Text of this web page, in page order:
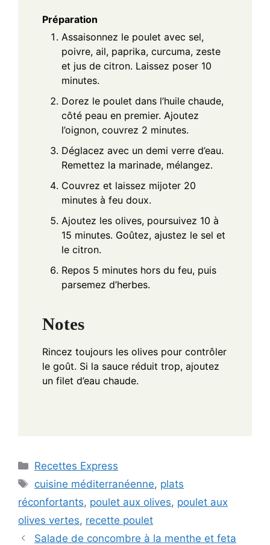
Préparation
Assaisonnez le poulet avec sel,
poivre, ail, paprika, curcuma, zeste
et jus de citron. Laissez poser 10
minutes.
Dorez le poulet dans l’huile chaude,
côté peau en premier. Ajoutez
l’oignon, couvrez 2 minutes.
Déglacez avec un demi verre d’eau.
Remettez la marinade, mélangez.
Couvrez et laissez mijoter 20
minutes à feu doux.
Ajoutez les olives, poursuivez 10 à
15 minutes. Goûtez, ajustez le sel et
le citron.
Repos 5 minutes hors du feu, puis
parsemez d’herbes.
Notes
Rincez toujours les olives pour contrôler
le goût. Si la sauce réduit trop, ajoutez
un filet d’eau chaude.
Categories
Recettes Express
Tags
cuisine méditerranéenne, plats
réconfortants, poulet aux olives, poulet aux
olives vertes, recette poulet
Salade de concombre à la menthe et feta